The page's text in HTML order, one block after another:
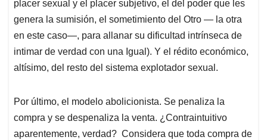
placer sexual y el placer subjetivo, el del poder que les
genera la sumisión, el sometimiento del Otro — la otra
en este caso—, para allanar su dificultad intrínseca de
intimar de verdad con una Igual). Y el rédito económico,
altísimo, del resto del sistema explotador sexual.
Por último, el modelo abolicionista. Se penaliza la
compra y se despenaliza la venta. ¿Contraintuitivo
aparentemente, verdad? Considera que toda compra de